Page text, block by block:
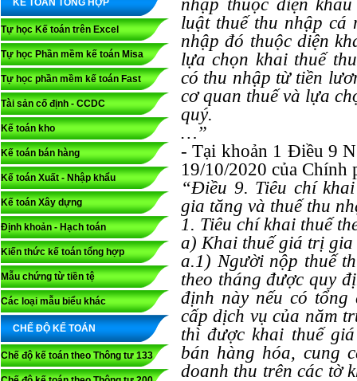
KẾ TOÁN TỔNG HỢP
Tự học Kế toán trên Excel
Tự học Phần mềm kế toán Misa
Tự học phần mềm kế toán Fast
Tài sản cố định - CCDC
Kế toán kho
Kế toán bán hàng
Kế toán Xuất - Nhập khẩu
Kế toán Xây dựng
Định khoản - Hạch toán
Kiến thức kế toán tổng hợp
Mẫu chứng từ tiền tệ
Các loại mẫu biểu khác
CHẾ ĐỘ KẾ TOÁN
Chế độ kế toán theo Thông tư 133
nhập thuộc diện
luật thuế thu nhập cá
nhập đó thuộc diện
lựa chọn khai thuế
có thu nhập từ tiền
cơ quan thuế và lựa
quý.
…”
- Tại khoản 1 Điều 9
19/10/2020 của Chính
“Điều 9. Tiêu chí
gia tăng và thuế thu
1. Tiêu chí khai thuế
a) Khai thuế giá trị
a.1) Người nộp thuế
theo tháng được quy
định này nếu có tổng
cấp dịch vụ của năm
thì được khai thuế
bán hàng hóa, cung
doanh thu trên các tờ